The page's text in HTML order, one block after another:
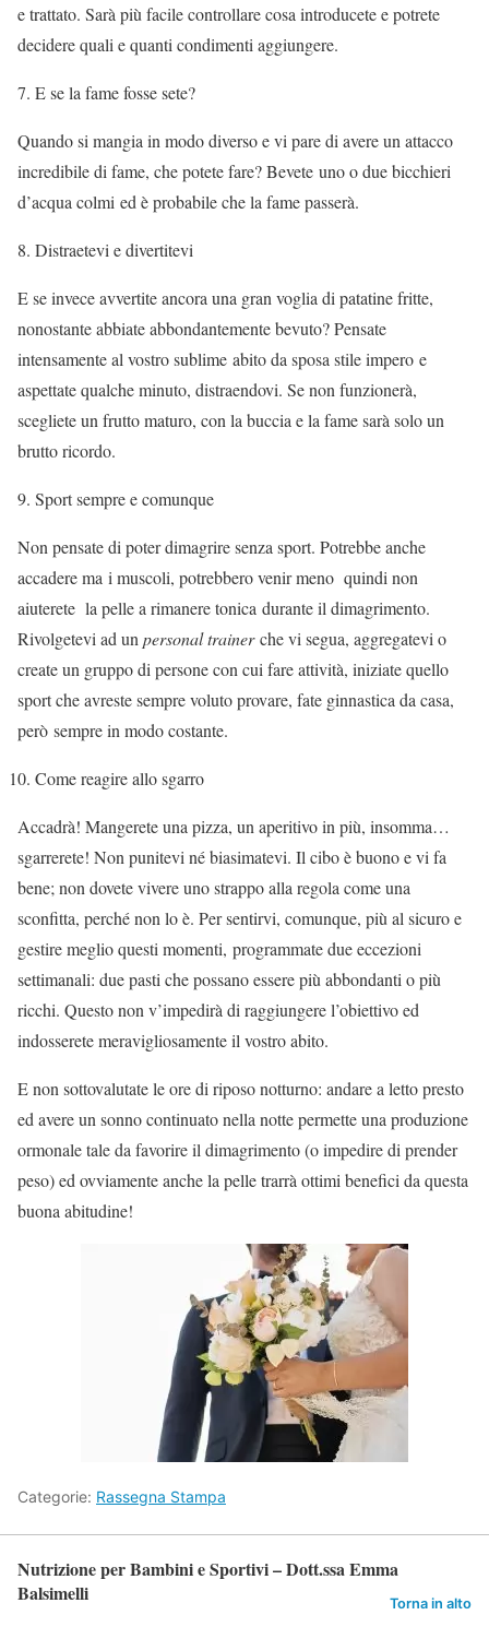
e trattato. Sarà più facile controllare cosa introducete e potrete
decidere quali e quanti condimenti aggiungere.
E se la fame fosse sete?
Quando si mangia in modo diverso e vi pare di avere un attacco
incredibile di fame, che potete fare? Bevete uno o due bicchieri
d’acqua colmi ed è probabile che la fame passerà.
Distraetevi e divertitevi
E se invece avvertite ancora una gran voglia di patatine fritte,
nonostante abbiate abbondantemente bevuto? Pensate
intensamente al vostro sublime abito da sposa stile impero e
aspettate qualche minuto, distraendovi. Se non funzionerà,
scegliete un frutto maturo, con la buccia e la fame sarà solo un
brutto ricordo.
Sport sempre e comunque
Non pensate di poter dimagrire senza sport. Potrebbe anche
accadere ma i muscoli, potrebbero venir meno quindi non
aiuterete la pelle a rimanere tonica durante il dimagrimento.
Rivolgetevi ad un personal trainerche vi segua, aggregatevi o
create un gruppo di persone con cui fare attività, iniziate quello
sport che avreste sempre voluto provare, fate ginnastica da casa,
però sempre in modo costante.
Come reagire allo sgarro
Accadrà! Mangerete una pizza, un aperitivo in più, insomma…
sgarrerete! Non punitevi né biasimatevi. Il cibo è buono e vi fa
bene; non dovete vivere uno strappo alla regola come una
sconfitta, perché non lo è. Per sentirvi, comunque, più al sicuro e
gestire meglio questi momenti, programmate due eccezioni
settimanali: due pasti che possano essere più abbondanti o più
ricchi. Questo non v’impedirà di raggiungere l’obiettivo ed
indosserete meravigliosamente il vostro abito.
E non sottovalutate le ore di riposo notturno: andare a letto presto
ed avere un sonno continuato nella notte permette una produzione
ormonale tale da favorire il dimagrimento (o impedire di prender
peso) ed ovviamente anche la pelle trarrà ottimi benefici da questa
buona abitudine!
Categorie: Rassegna Stampa
Nutrizione per Bambini e Sportivi – Dott.ssa Emma
Balsimelli
Torna in alto